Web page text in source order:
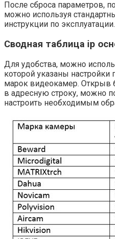
После сброса параметров,
можно используя
инструкции по эксплуатации.
Сводная таблица ip
Для удобства, можно
которой указаны
марок видеокамер. Открыв
в адресную строку, можно
настроить необходимым